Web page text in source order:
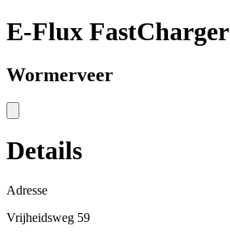
E-Flux FastCharger
Wormerveer
Details
Adresse
Vrijheidsweg 59